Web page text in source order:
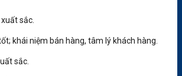
sắc.
khái niệm bán hàng, tâm lý khách hàng.
sắc.